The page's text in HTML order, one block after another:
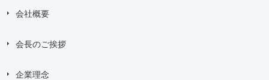
会社概要
会長のご挨拶
企業理念